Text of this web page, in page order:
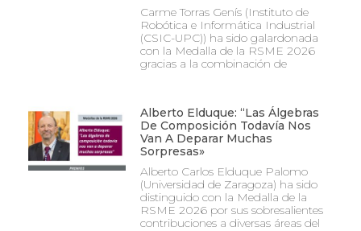
Carme Torras Genís (Instituto de
Robótica e Informática Industrial
(CSIC-UPC)) ha sido galardonada
con la Medalla de la RSME 2026
gracias a la combinación de
Alberto Elduque: “Las Álgebras
De Composición Todavía Nos
Van A Deparar Muchas
Sorpresas»
Alberto Carlos Elduque Palomo
(Universidad de Zaragoza) ha sido
distinguido con la Medalla de la
RSME 2026 por sus sobresalientes
contribuciones a diversas áreas del